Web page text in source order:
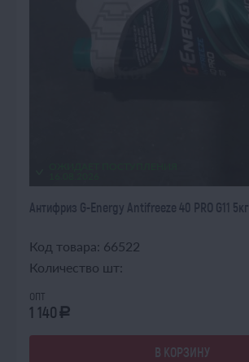
Антифриз G-Energy Antifreeze 40 PRO G11 5кг
Код товара: 66522
Количество шт:
опт
1 140 a
В КОРЗИНУ